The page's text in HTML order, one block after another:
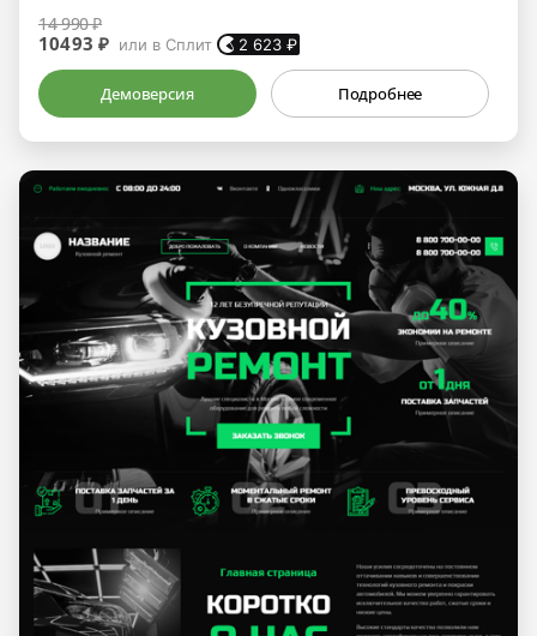
14 990 ₽
10493 ₽ или в Сплит 2 623 ₽
Демоверсия Подробнее